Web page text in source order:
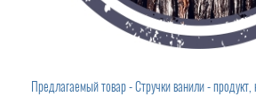
Предлагаемый товар - Стручки ванили -